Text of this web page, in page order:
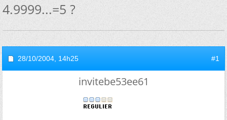
4.9999...=5 ?
28/10/2004, 14h25 #1
invitebe53ee61